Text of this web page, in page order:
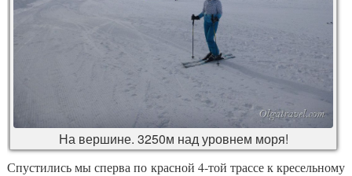
На вершине. 3250м над уровнем моря!
Спустились мы сперва по красной 4-той трассе к кресельному